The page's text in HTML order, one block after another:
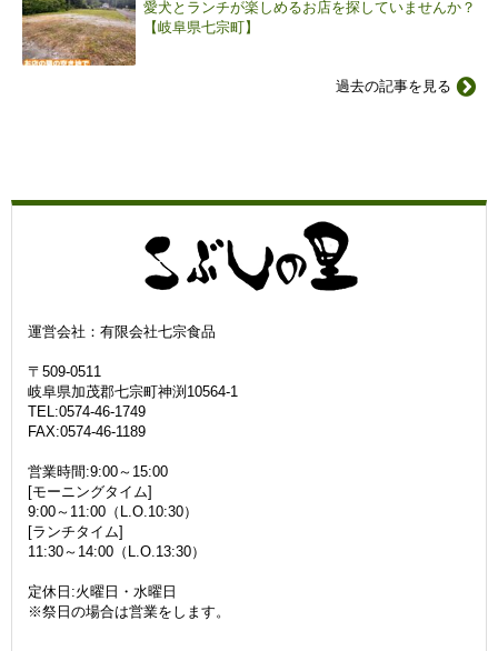
愛犬とランチが楽しめるお店を探していませんか？
【岐阜県七宗町】
過去の記事を見る
運営会社：有限会社七宗食品
〒509-0511
岐阜県加茂郡七宗町神渕10564-1
TEL:0574-46-1749
FAX:0574-46-1189
営業時間:9:00～15:00
[モーニングタイム]
9:00～11:00（L.O.10:30）
[ランチタイム]
11:30～14:00（L.O.13:30）
定休日:火曜日・水曜日
※祭日の場合は営業をします。